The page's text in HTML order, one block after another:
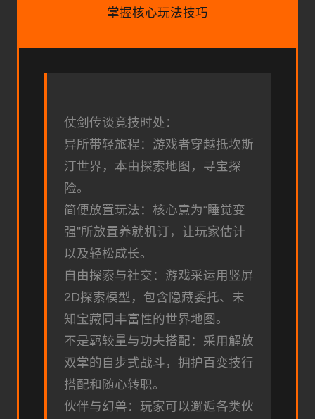
掌握核心玩法技巧
仗剑传谈竞技时处：
异所带轻旅程：游戏者穿越抵坎斯
汀世界，本由探索地图，寻宝探
险。
简便放置玩法：核心意为“睡觉变
强”所放置养就机订，让玩家估计
以及轻松成长。
自由探索与社交：游戏采运用竖屏
2D探索模型，包含隐藏委托、未
知宝藏同丰富性的世界地图。
不是羁较量与功夫搭配：采用解放
双掌的自步式战斗，拥护百变技行
搭配和随心转职。
伙伴与幻兽：玩家可以邂逅各类伙